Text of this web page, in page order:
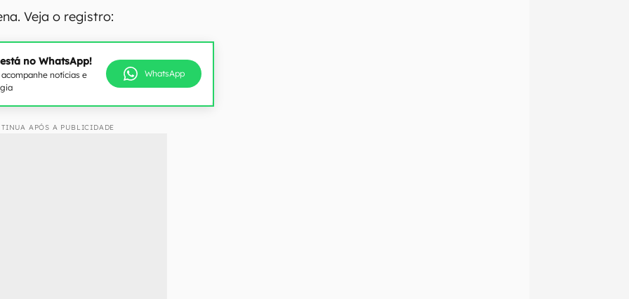
Veja o registro:
no WhatsApp!
notícias e
WhatsApp
APÓS A PUBLICIDADE